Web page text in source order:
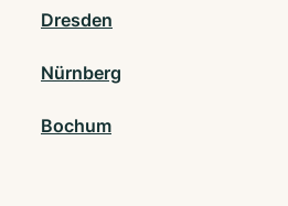
Dresden
Nürnberg
Bochum